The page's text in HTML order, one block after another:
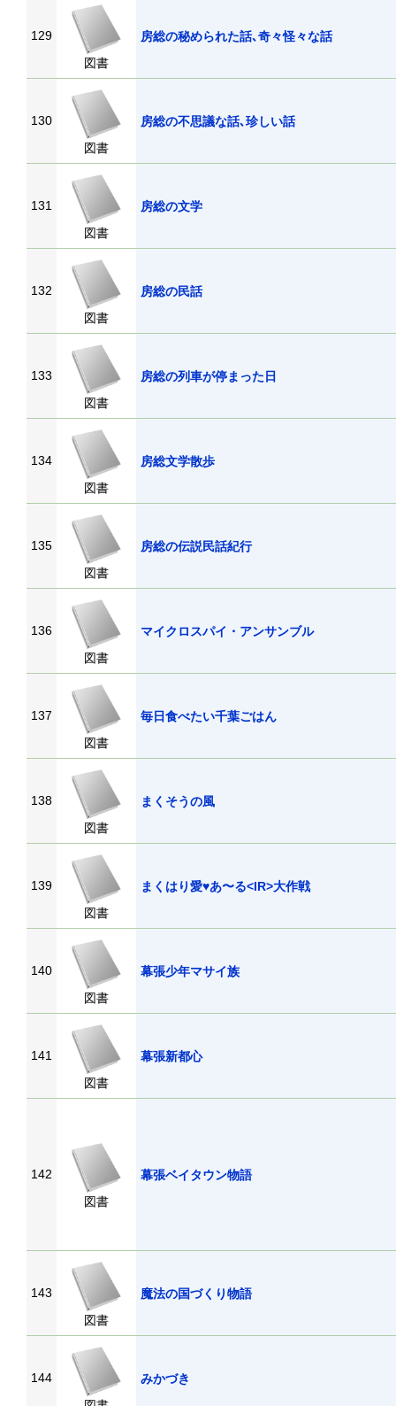
129
図書
房総の秘められた話､奇々怪々な話
130
図書
房総の不思議な話､珍しい話
131
図書
房総の文学
132
図書
房総の民話
133
図書
房総の列車が停まった日
134
図書
房総文学散歩
135
図書
房総の伝説民話紀行
136
図書
マイクロスパイ・アンサンブル
137
図書
毎日食べたい千葉ごはん
138
図書
まくそうの風
139
図書
まくはり愛♥あ〜る<IR>大作戦
140
図書
幕張少年マサイ族
141
図書
幕張新都心
142
図書
幕張ベイタウン物語
143
図書
魔法の国づくり物語
144
みかづき